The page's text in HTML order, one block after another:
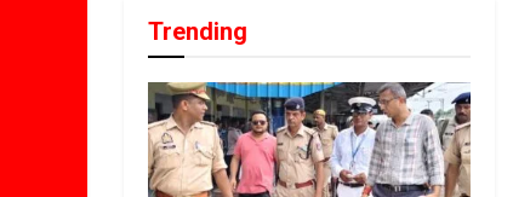
Trending